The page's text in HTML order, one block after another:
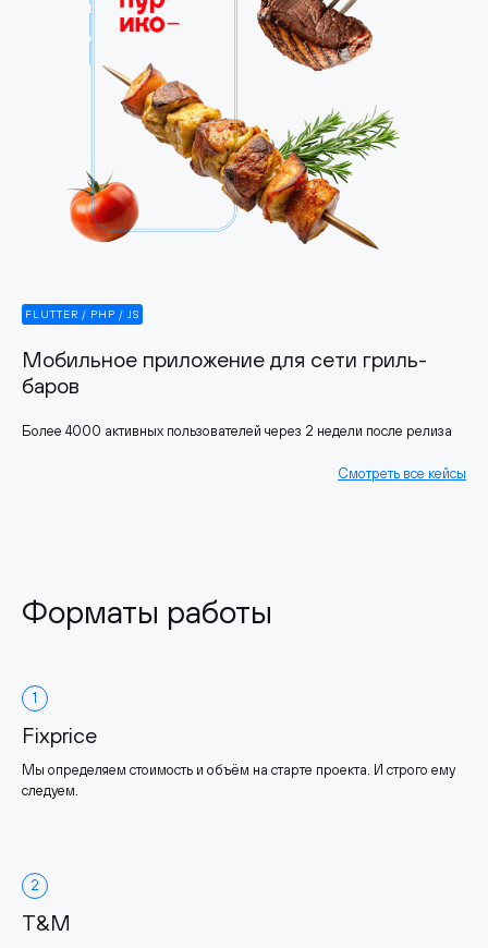
FLUTTER / PHP / JS
Мобильное приложение для сети гриль-
баров
Более 4000 активных пользователей через 2 недели после релиза
Смотреть все кейсы
Форматы работы
1
Fixprice
Мы определяем стоимость и объём на старте проекта. И строго ему
следуем.
2
T&M